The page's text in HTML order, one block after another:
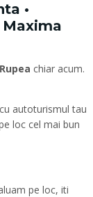
•
Maxima
chiar acum.
autoturismul tau
loc cel mai bun
pe loc, iti